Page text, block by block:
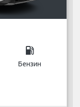
local_gas_station
Бензин